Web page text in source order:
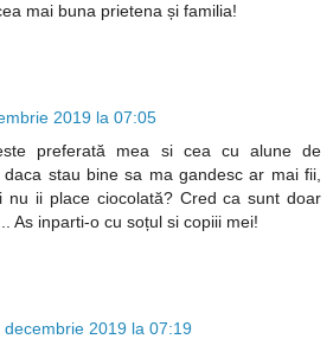
mai buna prietena și familia!
2019 la 07:05
preferată mea si cea cu alune de
stau bine sa ma gandesc ar mai fii,
nu ii place ciocolată? Cred ca sunt doar
As inparti-o cu soțul si copiii mei!
decembrie 2019 la 07:19